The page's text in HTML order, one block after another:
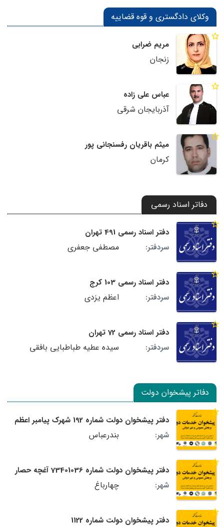
وکلای دادگستری و قوه قضاییه
مریم ضرابی
زنجان
عباس علی زاده
آذربایجان شرقی
میثم باقریان رفسنجانی پور
کرمان
دفاتر اسناد رسمی
دفتر اسناد رسمی 491 تهران
سردفتر:
مصطفی جعفری
دفتر اسناد رسمی 103 کرج
سردفتر:
اعظم یزدی
دفتر اسناد رسمی 72 تهران
سردفتر:
سیده عطیه طباطبایی بافقی
دفاتر پیشخوان دولت
دفتر پیشخوان دولت شماره 192 شهرک پیامبر اعظم
شهر:
بندرعباس
دفتر پیشخوان دولت شماره 73401036 آغچه حصار
شهر:
چهارباغ
دفتر پیشخوان دولت شماره 1122